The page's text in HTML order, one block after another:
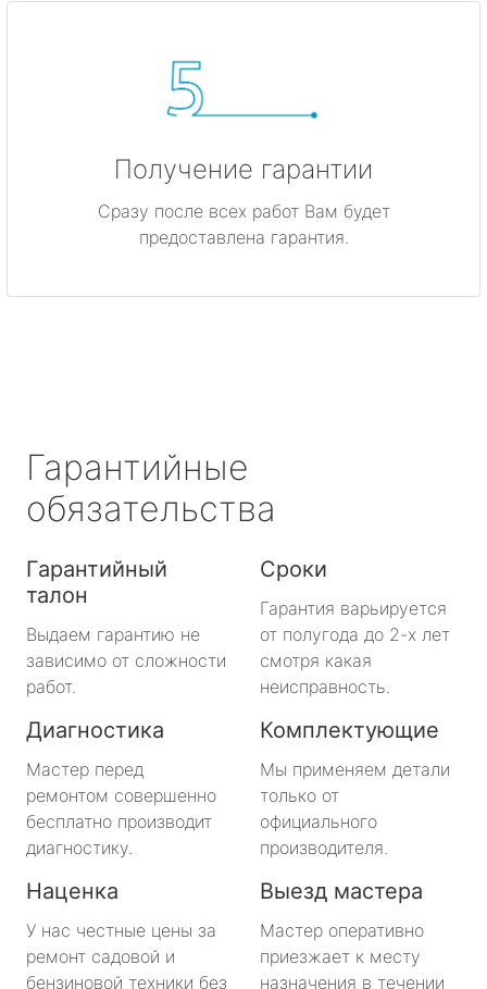
Получение гарантии
Сразу после всех работ Вам будет
предоставлена гарантия.
Гарантийные
обязательства
Гарантийный
талон
Выдаем гарантию не
зависимо от сложности
работ.
Сроки
Гарантия варьируется
от полугода до 2-х лет
смотря какая
неисправность.
Диагностика
Мастер перед
ремонтом совершенно
бесплатно производит
диагностику.
Комплектующие
Мы применяем детали
только от
официального
производителя.
Наценка
У нас честные цены за
ремонт садовой и
бензиновой техники без
Выезд мастера
Мастер оперативно
приезжает к месту
назначения в течении